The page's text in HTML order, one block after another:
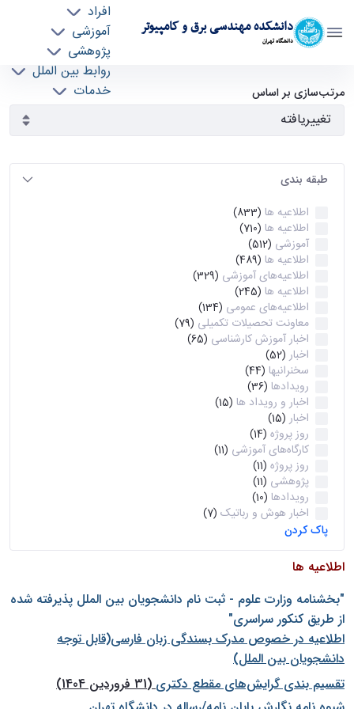
دانشکده مهندسی برق و کامپیوتر
دانشگاه تهران
افراد
آموزشی
پژوهشی
روابط بین الملل
خدمات
آرشیو اطلاعیه ها - ece- دانشکده مهندسی برق و
کامپیوتر
مرتب‌سازی بر اساس
طبقه بندی
اطلاعیه ها (833)
اطلاعیه ها (710)
آموزشی (512)
اطلاعیه ها (489)
اطلاعیه‌های‌ آموزشی (329)
اطلاعیه ها (245)
اطلاعیه‌های عمومی (134)
معاونت تحصیلات تکمیلی (79)
اخبار آموزش کارشناسی (65)
اخبار (52)
سخنرانیها (44)
رویدادها (36)
اخبار و رویداد ها (15)
اخبار (15)
روز پروژه (14)
کارگاه‌های آموزشی (11)
روز پروژه (11)
پژوهشی (11)
رویدادها (10)
اخبار هوش و رباتیک (7)
پاک کردن
اطلاعیه ها
"بخشنامه وزارت علوم - ثبت نام دانشجويان بين الملل پذيرفته شده
از طريق كنكور سراسری"
اطلاعیه در خصوص مدرک بسندگی زبان فارسی(قابل توجه
دانشجویان بین الملل)
تقسیم بندی گرایش‌های مقطع دکتری(31 فروردین 1404)